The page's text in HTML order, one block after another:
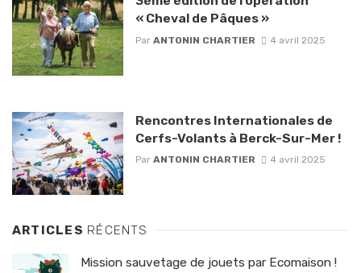
« Cheval de Pâques »
Par ANTONIN CHARTIER 4 avril 2025
Rencontres Internationales de
Cerfs-Volants à Berck-Sur-Mer !
Par ANTONIN CHARTIER 4 avril 2025
ARTICLES RÉCENTS
Mission sauvetage de jouets par Ecomaison !